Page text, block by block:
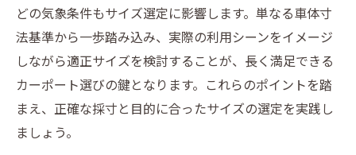
どの気象条件もサイズ選定に影響します。単なる車体寸
法基準から一歩踏み込み、実際の利用シーンをイメージ
しながら適正サイズを検討することが、長く満足できる
カーポート選びの鍵となります。これらのポイントを踏
まえ、正確な採寸と目的に合ったサイズの選定を実践し
ましょう。